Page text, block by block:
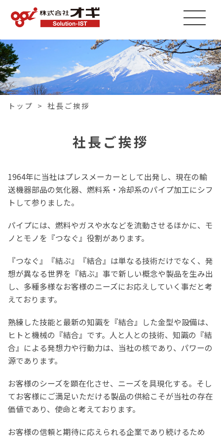
トップ > 社長ご挨拶
社長ご挨拶
1964年に当社はプレスメーカーとして出発し、現在の輸
送機器部品の気化器、燃料系・冷却系のパイプ加工にシフ
トして参りました。
パイプには、燃料やガスや水などを流動させるほかに、モ
ノとモノを『つなぐ』役割があります。
『つなぐ』『結ぶ』『結合』は単なる技術だけでなく、発
想が異なる世界を『結ぶ』事で新しい概念や製品を生み出
し、多種多様なお客様のニーズにお応えしていく事だと考
えております。
熟練した技能と最新の知識を『結合』した金型や設備は、
ヒトと機械の『結合』です。人と人との技術、知識の『結
合』による発想力や行動力は、当社の核であり、パワーの
源であります。
お客様のシーズを顕在化させ、ニーズを具現化する。そし
てお客様にご満足いただける製品の供給こそが当社の存在
価値であり、使命と考えております。
お客様の信頼と期待に応えられる企業であり続けるため